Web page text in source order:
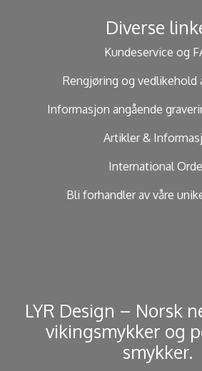
Diverse
Kundeservice og
Rengjøring og vedlikehold
Informasjon angående
Artikler &
International
Bli forhandler av våre
LYR Design – Norsk
vikingsmykker og
smykker. ​